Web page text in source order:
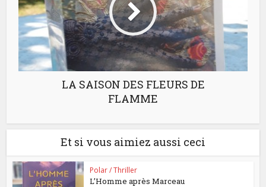
LA SAISON DES FLEURS DE
FLAMME
Et si vous aimiez aussi ceci
Polar / Thriller
L’Homme après Marceau